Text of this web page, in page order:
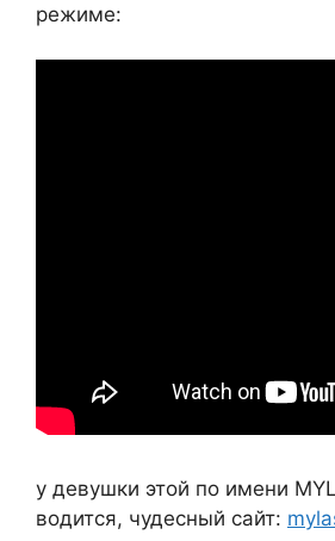
режиме:
у девушки этой по имени
водится, чудесный сайт: